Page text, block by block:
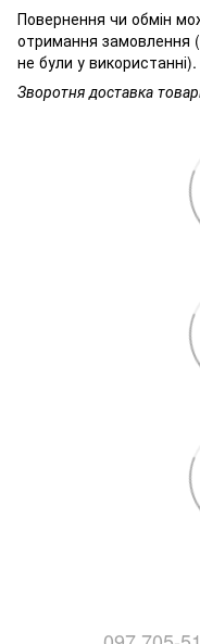
Повернення чи обмін
отримання замовлення
не були у використанні).
Зворотня доставка